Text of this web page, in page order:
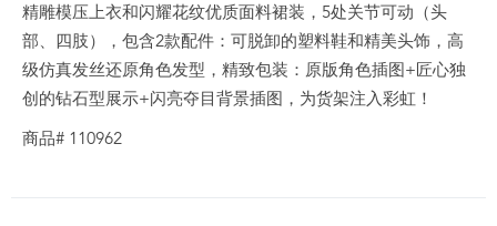
玩具清货
精雕模压上衣和闪耀花纹优质面料裙装​，5处关节可动（头
部、四肢），包含2款配件：可脱卸的塑料鞋和精美头饰，高
级仿真发丝还原角色发型，精致包装：原版角色插图+匠心独
创的钻石型展示+闪亮夺目背景插图，为货架注入彩虹！
商品# 110962